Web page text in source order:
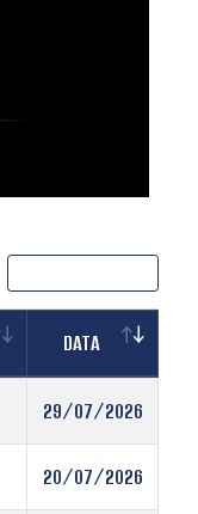
DATA
29/07/2026
20/07/2026